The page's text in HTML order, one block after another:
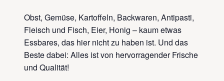
Obst, Gemüse, Kartoffeln, Backwaren, Antipasti,
Fleisch und Fisch, Eier, Honig – kaum etwas
Essbares, das hier nicht zu haben ist. Und das
Beste dabei: Alles ist von hervorragender Frische
und Qualität!